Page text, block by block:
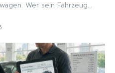
Wer sein Fahrzeug...